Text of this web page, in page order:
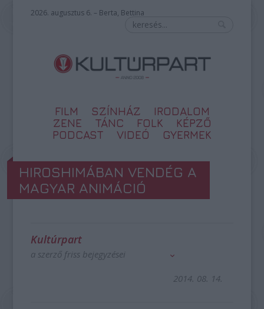
2026. augusztus 6. – Berta, Bettina
FILM SZÍNHÁZ
IRODALOM
ZENE
TÁNC FOLK
KÉPZŐ
PODCAST
VIDEÓ GYERMEK
HIROSHIMÁBAN VENDÉG A
MAGYAR ANIMÁCIÓ
Kultúrpart
a szerző friss bejegyzései
2014. 08. 14.